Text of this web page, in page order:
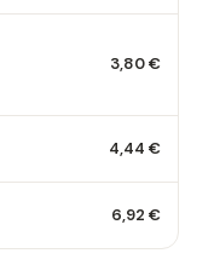
3,80 €
4,44 €
6,92 €